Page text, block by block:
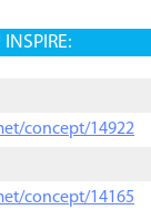
concept/14922
concept/14165